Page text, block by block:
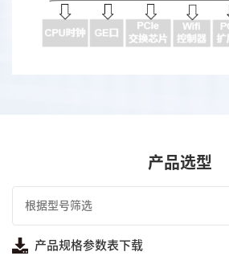
产品选型
产品规格参数表下载